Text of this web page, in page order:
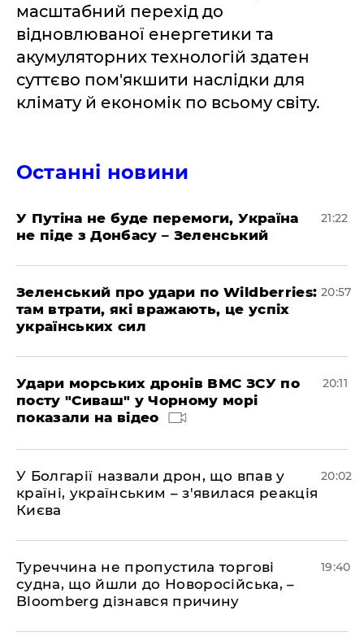
масштабний перехід до
відновлюваної енергетики та
акумуляторних технологій здатен
суттєво пом'якшити наслідки для
клімату й економік по всьому світу.
Останні новини
У Путіна не буде перемоги, Україна
не піде з Донбасу – Зеленський
21:22
Зеленський про удари по Wildberries:
там втрати, які вражають, це успіх
українських сил
20:57
Удари морських дронів ВМС ЗСУ по
посту "Сиваш" у Чорному морі
показали на відео
20:11
У Болгарії назвали дрон, що впав у
країні, українським – з'явилася реакція
Києва
20:02
Туреччина не пропустила торгові
судна, що йшли до Новоросійська, –
Bloomberg дізнався причину
19:40